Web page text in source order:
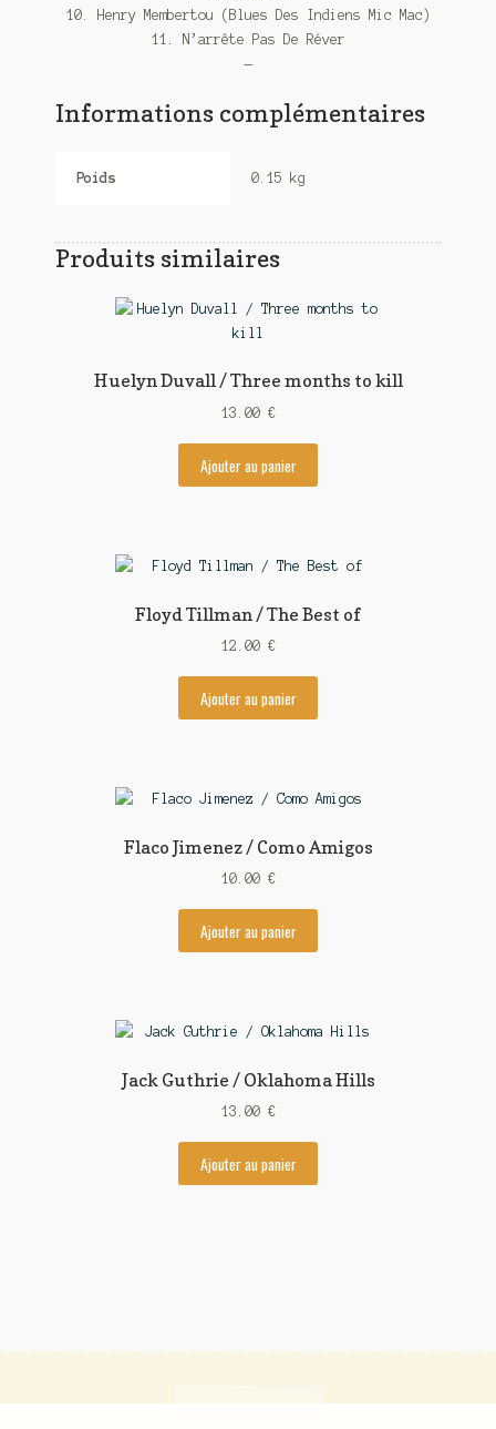
10. Henry Membertou (Blues Des Indiens Mic Mac)
11. N’arrête Pas De Réver
—
Informations complémentaires
Poids 0.15 kg
Produits similaires
Huelyn Duvall / Three months to kill
13.00 €
Ajouter au panier
Floyd Tillman / The Best of
12.00 €
Ajouter au panier
Flaco Jimenez / Como Amigos
10.00 €
Ajouter au panier
Jack Guthrie / Oklahoma Hills
13.00 €
Ajouter au panier